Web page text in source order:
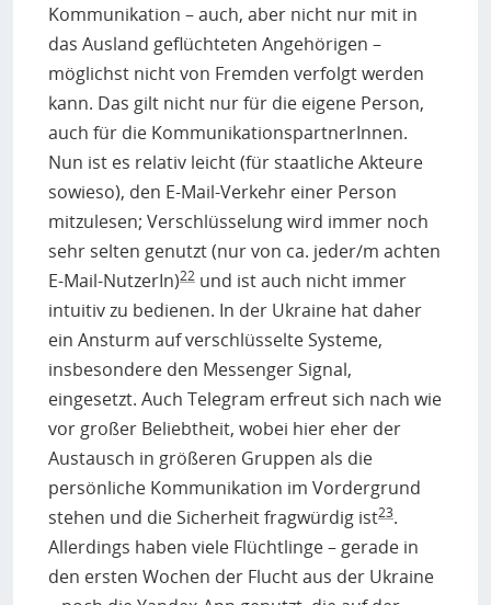
Kommunikation – auch, aber nicht nur mit in
das Ausland geflüchteten Angehörigen –
möglichst nicht von Fremden verfolgt werden
kann. Das gilt nicht nur für die eigene Person,
auch für die KommunikationspartnerInnen.
Nun ist es relativ leicht (für staatliche Akteure
sowieso), den E-Mail-Verkehr einer Person
mitzulesen; Verschlüsselung wird immer noch
sehr selten genutzt (nur von ca. jeder/m achten
E-Mail-NutzerIn)22 und ist auch nicht immer
intuitiv zu bedienen. In der Ukraine hat daher
ein Ansturm auf verschlüsselte Systeme,
insbesondere den Messenger Signal,
eingesetzt. Auch Telegram erfreut sich nach wie
vor großer Beliebtheit, wobei hier eher der
Austausch in größeren Gruppen als die
persönliche Kommunikation im Vordergrund
stehen und die Sicherheit fragwürdig ist23.
Allerdings haben viele Flüchtlinge – gerade in
den ersten Wochen der Flucht aus der Ukraine